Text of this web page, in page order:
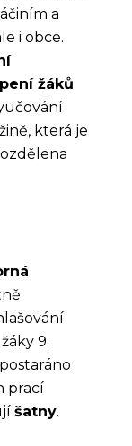
a
i obce.
žáků
která je
9.
prací
šatny.